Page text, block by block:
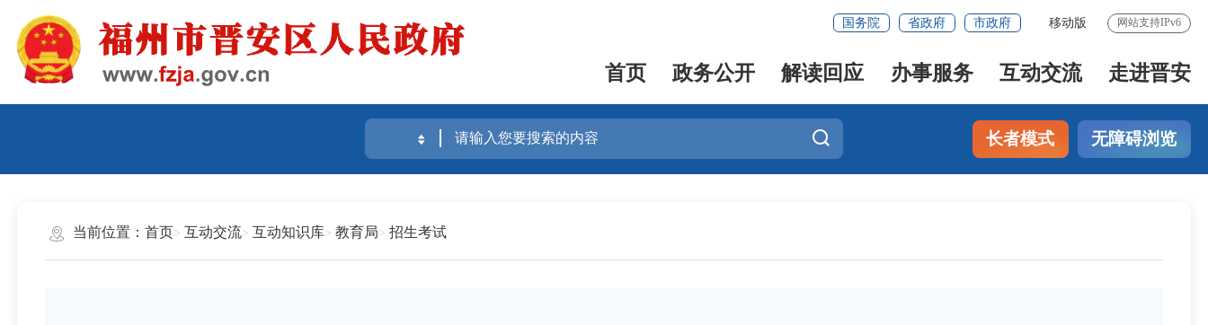
国务院 省政府 市政府 移动版 网站支持IPv6
首页 政务公开 解读回应 办事服务 互动交流 走进晋安
长者模式 无障碍浏览
当前位置： 首页 互动交流 互动知识库 教育局 招生考试